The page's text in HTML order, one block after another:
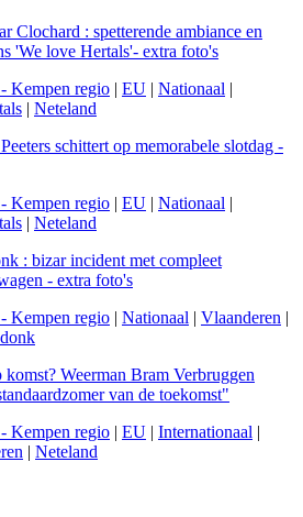
Clochard : spetterende ambiance en
'We love Hertals'- extra foto's
- Kempen regio | EU | Nationaal |
| Neteland
schittert op memorabele slotdag -
- Kempen regio | EU | Nationaal |
| Neteland
: bizar incident met compleet
- extra foto's
- Kempen regio | Nationaal | Vlaanderen |
Weerman Bram Verbruggen
van de toekomst"
- Kempen regio | EU | Internationaal |
| Neteland